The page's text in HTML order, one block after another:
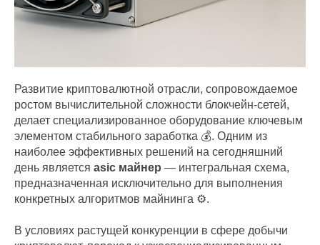
Развитие криптовалютной отрасли, сопровождаемое
ростом вычислительной сложности блокчейн-сетей,
делает специализированное оборудование ключевым
элементом стабильного заработка 💰. Одним из
наиболее эффективных решений на сегодняшний
день является asic майнер — интегральная схема,
предназначенная исключительно для выполнения
конкретных алгоритмов майнинга ⚙️.
В условиях растущей конкуренции в сфере добычи